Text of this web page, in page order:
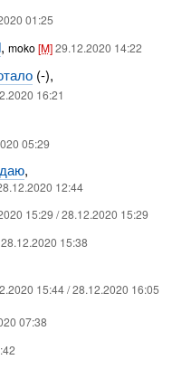
01:25
, moko[M]29.12.2020 14:22
(-),
16:21
05:29
,
12:44
15:29 / 28.12.2020 15:29
28.12.2020 15:38
15:44 / 28.12.2020 16:05
07:38